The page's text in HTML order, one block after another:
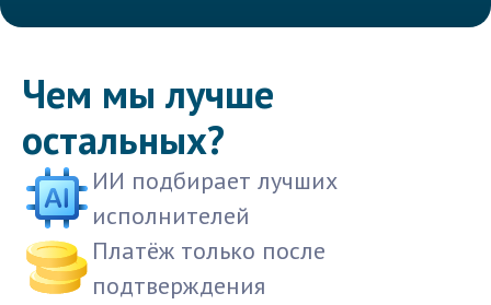
Чем мы лучше
остальных?
ИИ подбирает лучших
исполнителей
Платёж только после
подтверждения